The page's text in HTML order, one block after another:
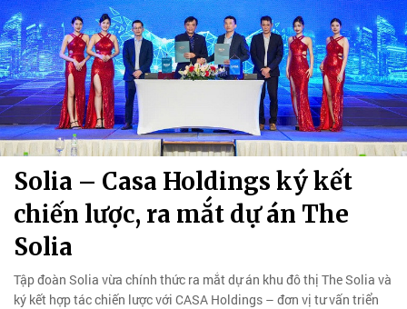
Solia – Casa Holdings ký kết
chiến lược, ra mắt dự án The
Solia
Tập đoàn Solia vừa chính thức ra mắt dự án khu đô thị The Solia và
ký kết hợp tác chiến lược với CASA Holdings – đơn vị tư vấn triển